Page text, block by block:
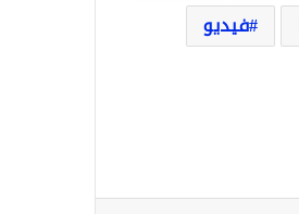
فيديو